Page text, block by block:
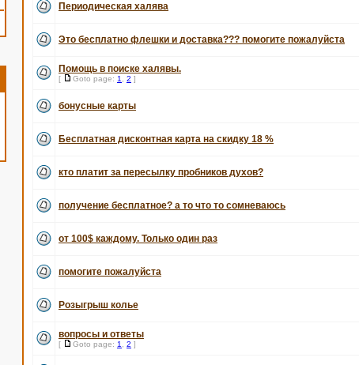
Периодическая халява
Это бесплатно флешки и доставка??? помогите пожалуйста
Помощь в поиске халявы.
[ Goto page: 1 2 ]
бонусные карты
Бесплатная дисконтная карта на скидку 18 %
кто платит за пересылку пробников духов?
получение бесплатное? а то что то сомневаюсь
от 100$ каждому. Только один раз
помогите пожалуйста
Розыгрыш колье
вопросы и ответы
[ Goto page: 1 2 ]